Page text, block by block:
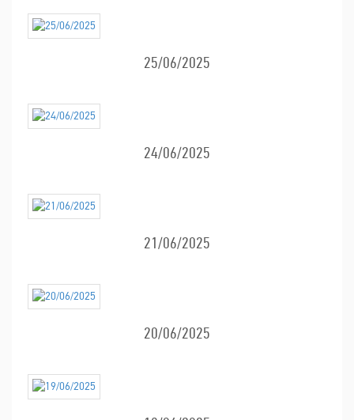
25/06/2025
24/06/2025
21/06/2025
20/06/2025